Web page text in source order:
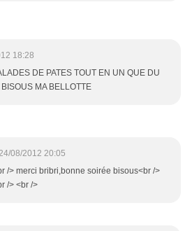
18:28
DE PATES TOUT EN UN QUE DU
MA BELLOTTE
08/2012 20:05
/> merci bribri,bonne soirée bisous<br />
/> <br />